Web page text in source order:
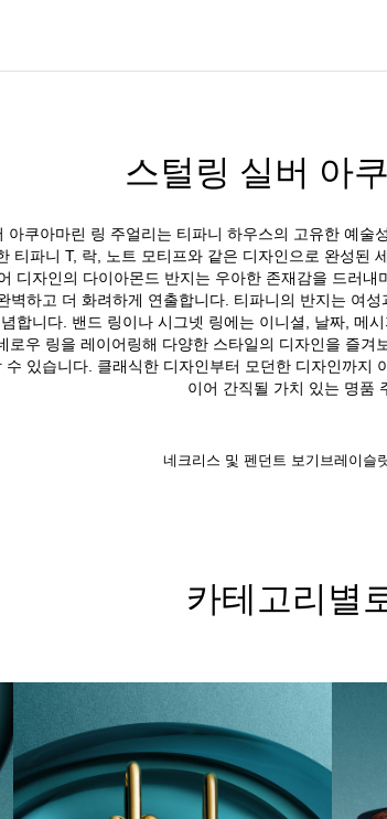
스털링 실버 아
아쿠아마린 링 주얼리는 티파니 하우스의 고유한 예
티파니 T, 락, 노트 모티프와 같은 디자인으로 완성된
디자인의 다이아몬드 반지는 우아한 존재감을 드러
벽하고 더 화려하게 연출합니다. 티파니의 반지는 여
합니다. 밴드 링이나 시그넷 링에는 이니셜, 날짜, 메
로우 링을 레이어링해 다양한 스타일의 디자인을 즐
수 있습니다. 클래식한 디자인부터 모던한 디자인까지
이어 간직될 가치 있는 명품
네크리스 및 펜던트 보기브레이슬
카테고리별